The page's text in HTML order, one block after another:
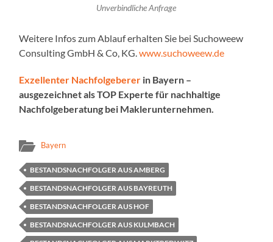
Unverbindliche Anfrage
Weitere Infos zum Ablauf erhalten Sie bei Suchoweew
Consulting GmbH & Co, KG.www.suchoweew.de
Exzellenter Nachfolgeberer in Bayern –
ausgezeichnet als TOP Experte für nachhaltige
Nachfolgeberatung bei Maklerunternehmen.
Bayern
BESTANDSNACHFOLGER AUS AMBERG
BESTANDSNACHFOLGER AUS BAYREUTH
BESTANDSNACHFOLGER AUS HOF
BESTANDSNACHFOLGER AUS KULMBACH